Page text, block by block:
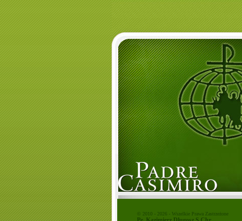
Home
© 2010 - 2026 - Wszelkie Prawa Zastrzeżone